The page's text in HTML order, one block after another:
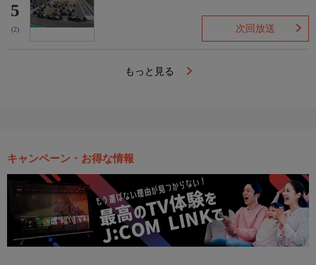
5
(2) 次回放送
もっと見る
キャンペーン・お得な情報